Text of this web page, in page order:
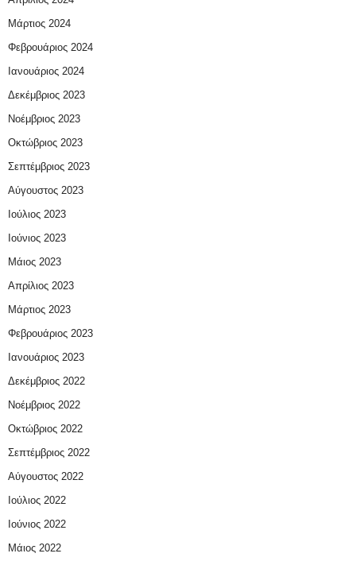
Μάρτιος 2024
Φεβρουάριος 2024
Ιανουάριος 2024
Δεκέμβριος 2023
Νοέμβριος 2023
Οκτώβριος 2023
Σεπτέμβριος 2023
Αύγουστος 2023
Ιούλιος 2023
Ιούνιος 2023
Μάιος 2023
Απρίλιος 2023
Μάρτιος 2023
Φεβρουάριος 2023
Ιανουάριος 2023
Δεκέμβριος 2022
Νοέμβριος 2022
Οκτώβριος 2022
Σεπτέμβριος 2022
Αύγουστος 2022
Ιούλιος 2022
Ιούνιος 2022
Μάιος 2022